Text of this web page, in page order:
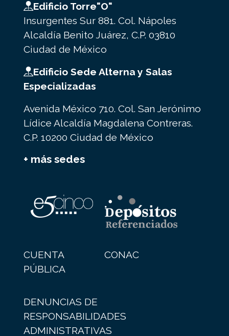
Edificio Torre"O"
Insurgentes Sur 881. Col. Nápoles
Alcaldía Benito Juárez, C.P. 03810
Ciudad de México
Edificio Sede Alterna y Salas
Especializadas
Avenida México 710. Col. San Jerónimo
Lídice Alcaldía Magdalena Contreras.
C.P. 10200 Ciudad de México
+ más sedes
CUENTA
PÚBLICA
CONAC
DENUNCIAS DE
RESPONSABILIDADES
ADMINISTRATIVAS